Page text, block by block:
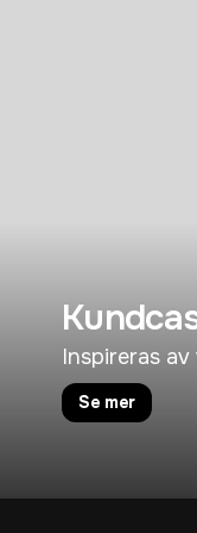
Inspireras
Se mer